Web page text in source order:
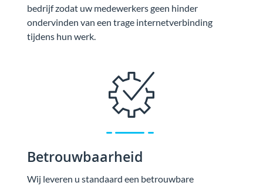
bedrijf zodat uw medewerkers geen hinder
ondervinden van een trage internetverbinding
tijdens hun werk.
Betrouwbaarheid
Wij leveren u standaard een betrouwbare